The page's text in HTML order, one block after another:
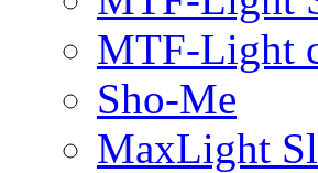
MTF-Light
Sho-Me
MaxLight